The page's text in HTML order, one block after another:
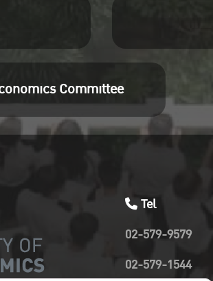
Committee
Tel
02-579-9579
02-579-1544